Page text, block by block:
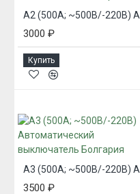
3000 ₽
Купить
3500 ₽